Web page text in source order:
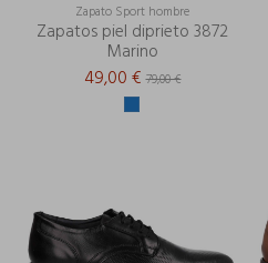
Zapato Sport hombre
Zapatos piel diprieto 3872
Marino
49,00 €79,00 €